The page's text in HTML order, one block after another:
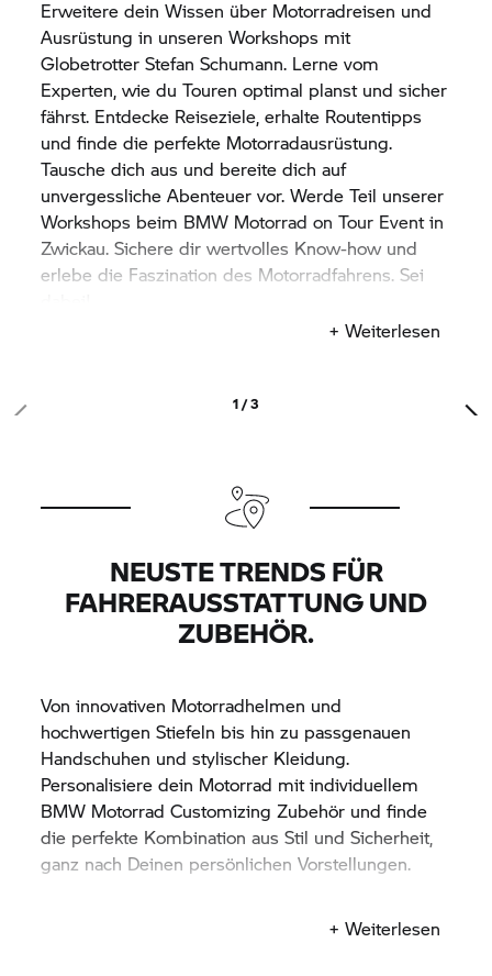
Das erwartet Dich bei Motorrad on Tour:
- Geführte Probefahrten
- NeuesteBMW MotorradModelle
- Workshops mit Tipps und Tricks
- Aktuelle Trends für Fahrerausstattung und
Zubehör
- Kühle Getränke und der Rost brennt
Entdecke die neuestenBMW MotorradModelle
Jubiläumsjahr 100 JahreBMW Motorrad
Unsere Experten präsentieren Details und
beantworten Fragen. Spüre das Fahrgefühl, die
Probefahrten im Zwickauer Umland. Instruktoren
begleiten dich für ein unvergessliches
Fahrerlebnis. Erlebe die Faszination von
aus erster Hand und sichere dir
Erweitere dein Wissen über Motorradreisen und
Ausrüstung in unseren Workshops mit
Globetrotter Stefan Schumann. Lerne vom
Experten, wie du Touren optimal planst und sicher
fährst. Entdecke Reiseziele, erhalte Routentipps
und finde die perfekte Motorradausrüstung.
Tausche dich aus und bereite dich auf
unvergessliche Abenteuer vor. Werde Teil unserer
Workshops beim BMW Motorrad on Tour Event in
Zwickau. Sichere dir wertvolles Know-how und
erlebe die Faszination des Motorradfahrens. Sei
+ Weiterlesen
1 / 3
NEUSTE TRENDS FÜR
FAHRERAUSSTATTUNG UND
ZUBEHÖR.
Von innovativen Motorradhelmen und
hochwertigen Stiefeln bis hin zu passgenauen
Handschuhen und stylischer Kleidung.
Personalisiere dein Motorrad mit individuellem
BMW Motorrad Customizing Zubehör und finde
die perfekte Kombination aus Stil und Sicherheit,
ganz nach Deinen persönlichen Vorstellungen.
+ Weiterlesen